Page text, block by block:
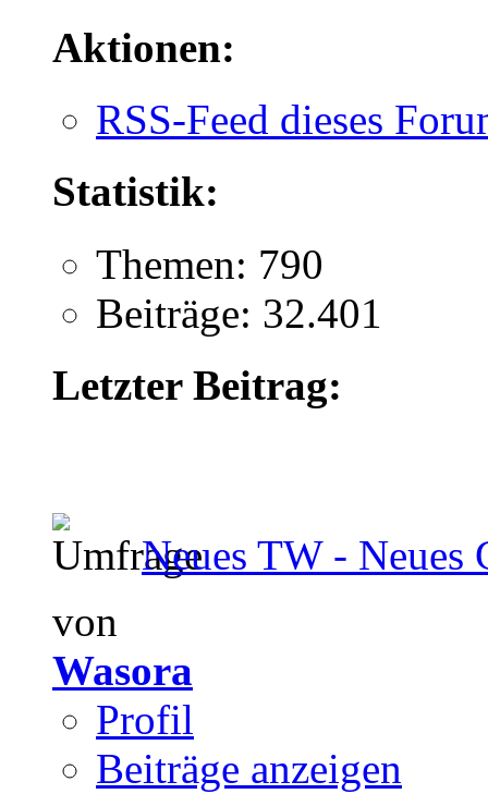
Aktionen:
RSS-Feed dieses
Statistik:
Themen: 790
Beiträge: 32.401
Letzter Beitrag:
Neues TW - Neues
von
Wasora
Profil
Beiträge anzeigen